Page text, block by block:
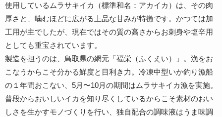
使用しているムラサキイカ（標準和名：アカイカ）は、その肉
厚さと、噛むほどに広がる上品な甘みが特徴です。かつては加
工用が主でしたが、現在ではその質の高さからお刺身や塩辛用
としても重宝されています。
製造を担うのは、鳥取県の網元「福栄（ふくえい）」。漁をお
こなうからこそ分かる鮮度と目利き力。冷凍中型いか釣り漁船
の１年間おこない、5月〜10月の期間はムラサキイカ漁を実施。
普段からおいしいイカを知り尽くしているからこそ素材のおい
しさを生かすモノづくりを行い、独自配合の調味液はうま味調